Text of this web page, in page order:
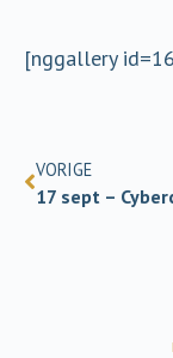
[nggallery
VORIGE